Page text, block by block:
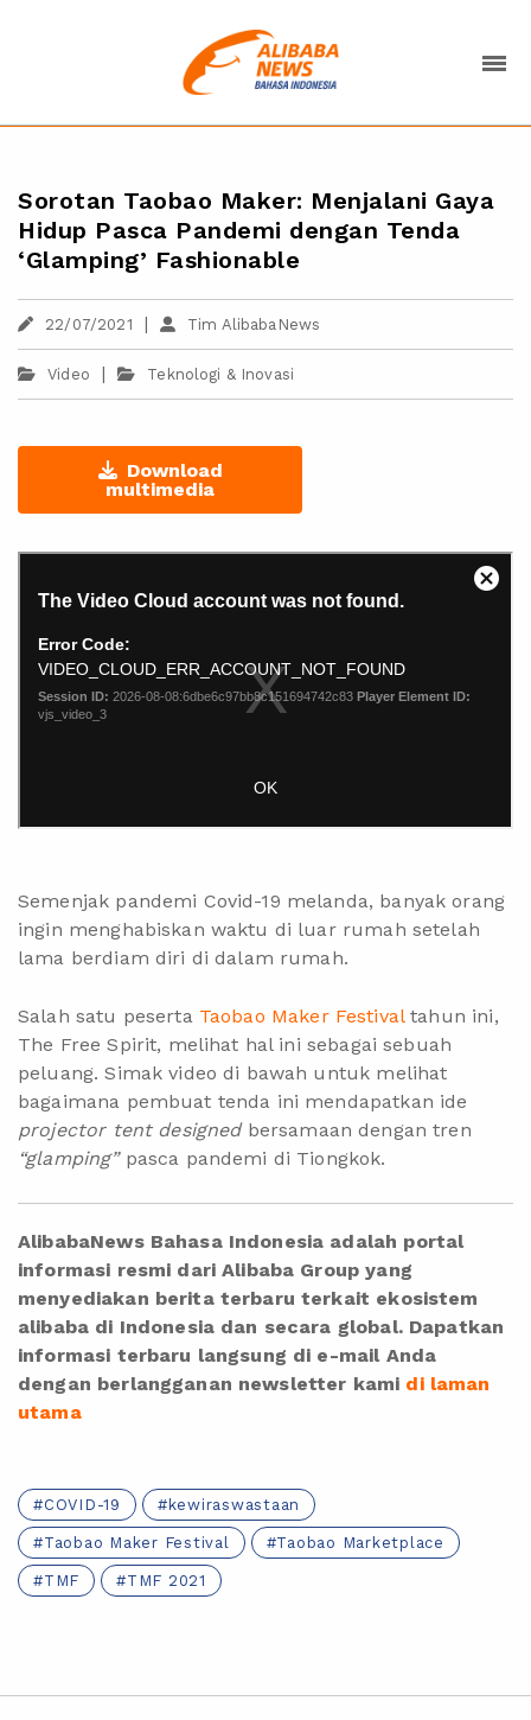
Sorotan Taobao Maker: Menjalani Gaya
Hidup Pasca Pandemi dengan Tenda
‘Glamping’ Fashionable
22/07/2021 | Tim AlibabaNews
Video | Teknologi & Inovasi
Download
multimedia
Semenjak pandemi Covid-19 melanda, banyak orang
ingin menghabiskan waktu di luar rumah setelah
lama berdiam diri di dalam rumah.
Salah satu pesertaTaobao Maker Festival tahun ini,
The Free Spirit, melihat hal ini sebagai sebuah
peluang. Simak video di bawah untuk melihat
bagaimana pembuat tenda ini mendapatkan ide
projector tent designed bersamaan dengan tren
“glamping”pasca pandemi di Tiongkok.
AlibabaNews Bahasa Indonesia adalah portal
informasi resmi dari Alibaba Group yang
menyediakan berita terbaru terkait ekosistem
alibaba di Indonesia dan secara global. Dapatkan
informasi terbaru langsung di e-mail Anda
dengan berlangganan newsletter kami di laman
utama
COVID-19 kewiraswastaan
Taobao Maker Festival Taobao Marketplace
TMF TMF 2021